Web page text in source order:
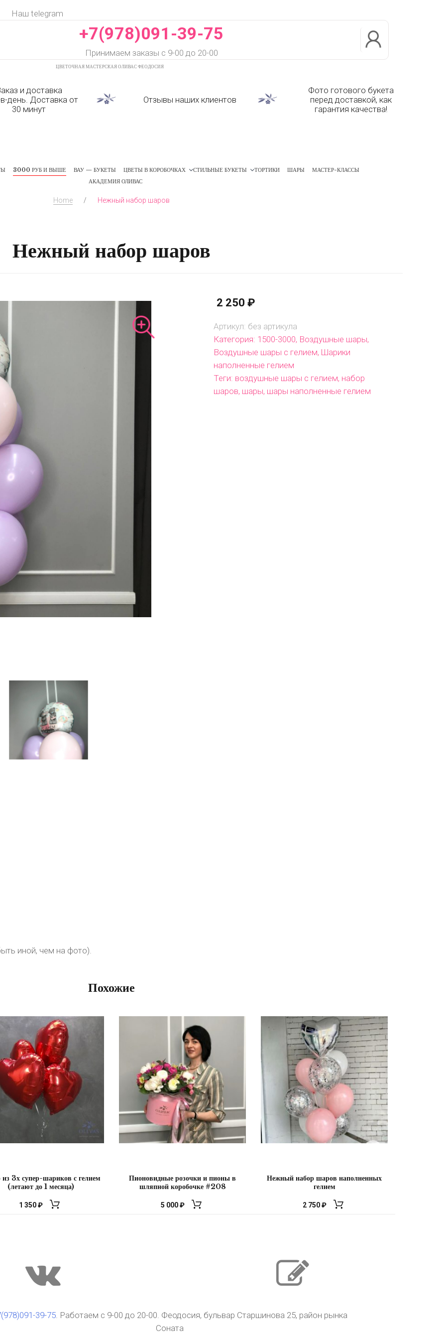
Наш telegram
+7(978)091-39-75
Принимаем заказы с 9-00 до 20-00
ЦВЕТОЧНАЯ МАСТЕРСКАЯ ОЛИВАС ФЕОДОСИЯ
и доставка
день. Доставка от
30 минут
Отзывы наших клиентов
Фото готового букета
перед доставкой, как
гарантия качества!
3000 РУБ И ВЫШЕ ВАУ — БУКЕТЫ ЦВЕТЫ В КОРОБОЧКАХ СТИЛЬНЫЕ БУКЕТЫ ТОРТИКИ ШАРЫ
МАСТЕР-КЛАССЫ
АКАДЕМИЯ ОЛИВАС
Home / Нежный набор шаров
Нежный набор шаров
2 250 ₽
Артикул: без артикула
Категория: 1500-3000, Воздушные шары,
Воздушные шары с гелием, Шарики
наполненные гелием
Теги: воздушные шары с гелием, набор
шаров, шары, шары наполненные гелием
иной, чем на фото).
Похожие
3х супер-шариков с гелием
(летают до 1 месяца)
1 350₽
Пионовидные розочки и пионы в
шляпной коробочке #208
5 000₽
Нежный набор шаров наполненных
гелием
2 750₽
39-75. Работаем с 9-00 до 20-00. Феодосия, бульвар Старшинова 25, район рынка
Соната